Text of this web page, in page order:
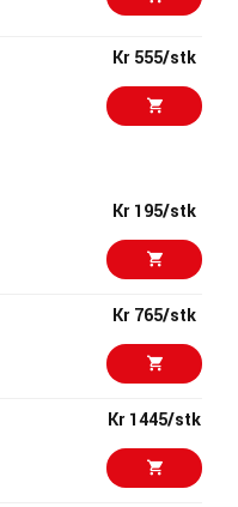
Kr 555/stk
Kr 555/stk
Kr 555/stk
Kr 555/stk
Kr 195/stk
Kr 765/stk
Kr 1445/stk